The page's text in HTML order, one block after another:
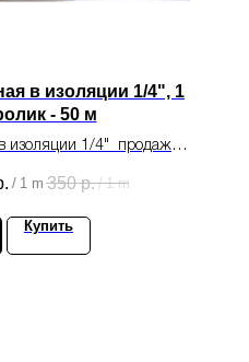
в изоляции 1/4", 1
- 50 м
изоляции 1/4" продажа в
/ 1 m 350 р. / 1 m
Купить